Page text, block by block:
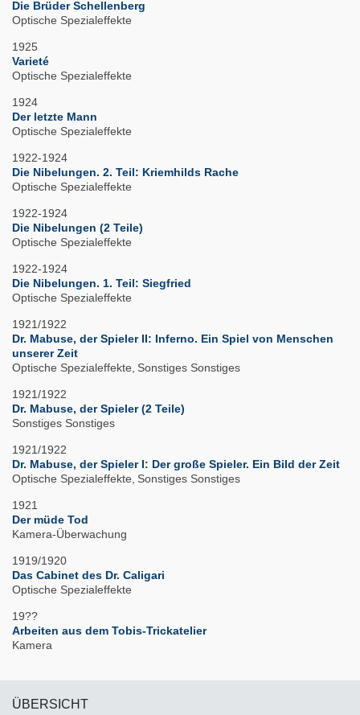
Die Brüder Schellenberg
Optische Spezialeffekte
1925
Varieté
Optische Spezialeffekte
1924
Der letzte Mann
Optische Spezialeffekte
1922-1924
Die Nibelungen. 2. Teil: Kriemhilds Rache
Optische Spezialeffekte
1922-1924
Die Nibelungen (2 Teile)
Optische Spezialeffekte
1922-1924
Die Nibelungen. 1. Teil: Siegfried
Optische Spezialeffekte
1921/1922
Dr. Mabuse, der Spieler II: Inferno. Ein Spiel von Menschen
unserer Zeit
Optische Spezialeffekte Sonstiges Sonstiges
1921/1922
Dr. Mabuse, der Spieler (2 Teile)
Sonstiges Sonstiges
1921/1922
Dr. Mabuse, der Spieler I: Der große Spieler. Ein Bild der Zeit
Optische Spezialeffekte Sonstiges Sonstiges
1921
Der müde Tod
Kamera-Überwachung
1919/1920
Das Cabinet des Dr. Caligari
Optische Spezialeffekte
19??
Arbeiten aus dem Tobis-Trickatelier
Kamera
ÜBERSICHT